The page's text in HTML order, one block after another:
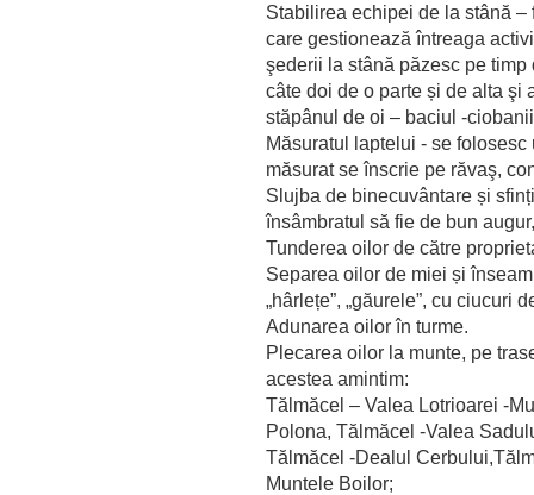
Stabilirea echipei de la stână
care gestionează întreaga
şederii la stână păzesc pe timp
câte doi de o parte și de alta şi
stăpânul de oi – baciul -
Măsuratul laptelui - se
măsurat se înscrie pe răvaş,
Slujba de binecuvântare și
însâmbratul să fie de bun
Tunderea oilor de către
Separea oilor de miei și
„hârlețe”, „găurele”, cu ciucuri
Adunarea oilor în turme.
Plecarea oilor la munte, pe
acestea amintim:
Tălmăcel – Valea Lotrioarei -
Polona, Tălmăcel -Valea
Tălmăcel -Dealul
Muntele Boilor;